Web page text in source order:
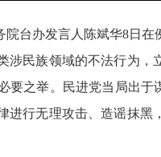
台办发言人陈斌华8日在
民族领域的不法行为，
之举。民进党当局出于
行无理攻击、造谣抹黑